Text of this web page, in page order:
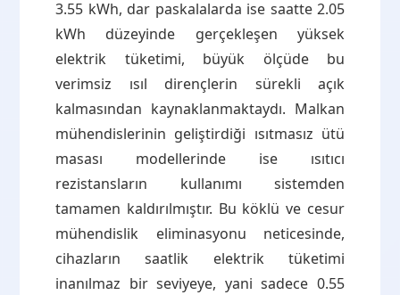
3.55 kWh, dar paskalalarda ise saatte 2.05
kWh düzeyinde gerçekleşen yüksek
elektrik tüketimi, büyük ölçüde bu
verimsiz ısıl dirençlerin sürekli açık
kalmasından kaynaklanmaktaydı. Malkan
mühendislerinin geliştirdiği ısıtmasız ütü
masası modellerinde ise ısıtıcı
rezistansların kullanımı sistemden
tamamen kaldırılmıştır. Bu köklü ve cesur
mühendislik eliminasyonu neticesinde,
cihazların saatlik elektrik tüketimi
inanılmaz bir seviyeye, yani sadece 0.55